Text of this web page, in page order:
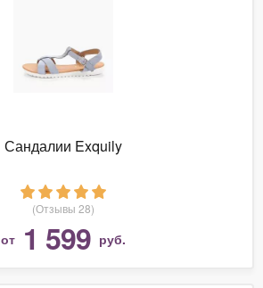
Сандалии Exquily
(Отзывы 28)
от 1 599 руб.